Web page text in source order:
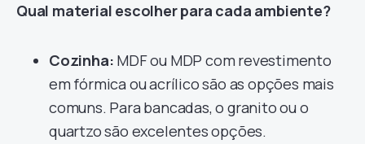
Qual material escolher para cada ambiente?
Cozinha: MDF ou MDP com revestimento
em fórmica ou acrílico são as opções mais
comuns. Para bancadas, o granito ou o
quartzo são excelentes opções.